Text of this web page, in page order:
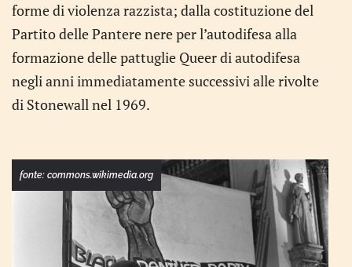
forme di violenza razzista; dalla costituzione del
Partito delle Pantere nere per l’autodifesa alla
formazione delle pattuglie Queer di autodifesa
negli anni immediatamente successivi alle rivolte
di Stonewall nel 1969.
fonte: commons.wikimedia.org